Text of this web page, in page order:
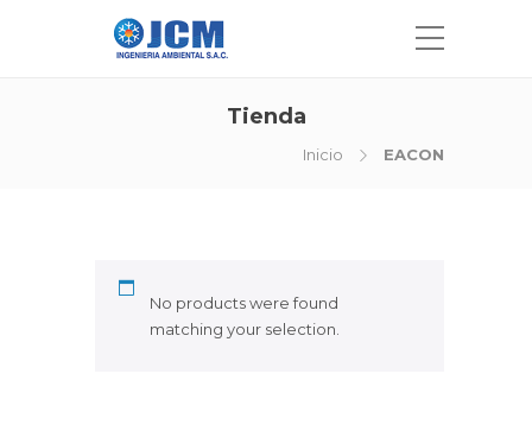
Tienda
Inicio EACON
No products were found
matching your selection.